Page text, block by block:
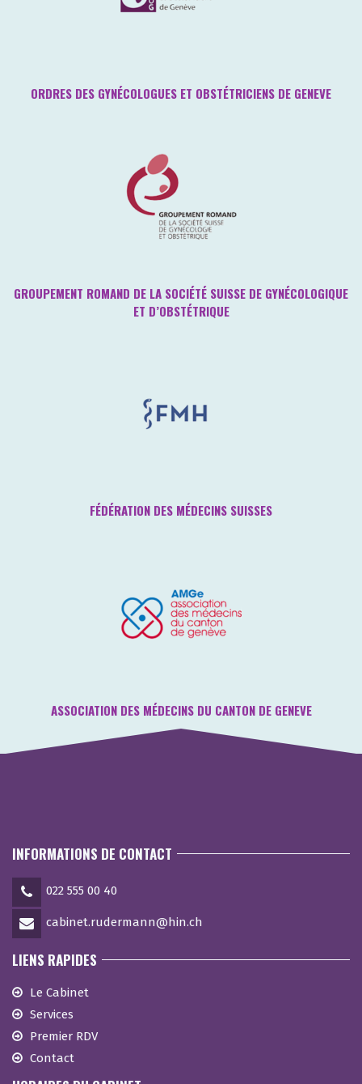
ORDRES DES GYNÉCOLOGUES ET OBSTÉTRICIENS DE GENEVE
GROUPEMENT ROMAND DE LA SOCIÉTÉ SUISSE DE GYNÉCOLOGIQUE
ET D’OBSTÉTRIQUE
FÉDÉRATION DES MÉDECINS SUISSES
ASSOCIATION DES MÉDECINS DU CANTON DE GENEVE
INFORMATIONS DE CONTACT
022 555 00 40
cabinet.rudermann@hin.ch
LIENS RAPIDES
Le Cabinet
Services
Premier RDV
Contact